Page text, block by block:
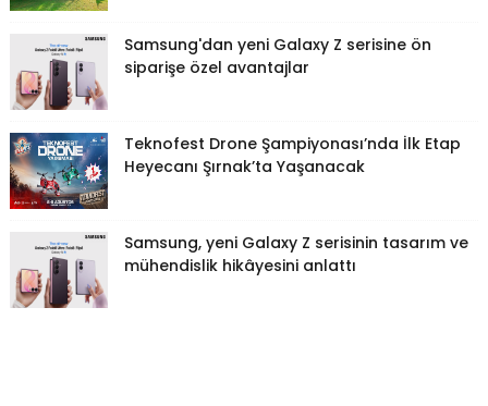
Samsung'dan yeni Galaxy Z serisine ön
siparişe özel avantajlar
Teknofest Drone Şampiyonası’nda İlk Etap
Heyecanı Şırnak’ta Yaşanacak
Samsung, yeni Galaxy Z serisinin tasarım ve
mühendislik hikâyesini anlattı